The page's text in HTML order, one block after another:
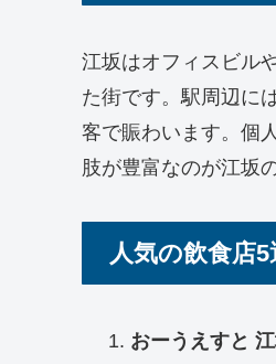
江坂はオフィスビル
た街です。駅周辺に
客で賑わいます。個
肢が豊富なのが江坂
人気の飲食店5
おーうえすと